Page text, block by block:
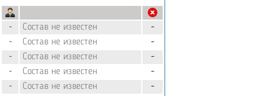
- Состав не известен -
- Состав не известен -
- Состав не известен -
- Состав не известен -
- Состав не известен -